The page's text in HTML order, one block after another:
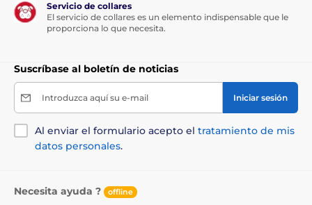
Servicio de collares
El servicio de collares es un elemento indispensable que le
proporciona lo que necesita.
Suscríbase al boletín de noticias
Introduzca aquí su e-mail Iniciar sesión
Al enviar el formulario acepto el tratamiento de mis
datos personales.
Necesita ayuda ? offline